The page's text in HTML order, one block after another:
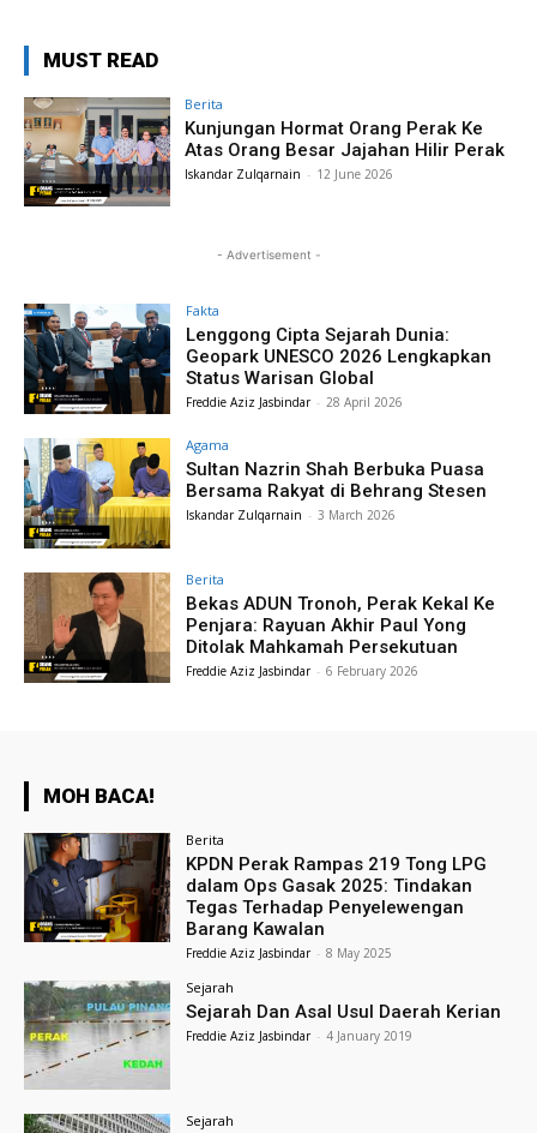
MUST READ
Berita
Kunjungan Hormat Orang Perak Ke
Atas Orang Besar Jajahan Hilir Perak
Iskandar Zulqarnain - 12 June 2026
- Advertisement -
Fakta
Lenggong Cipta Sejarah Dunia:
Geopark UNESCO 2026 Lengkapkan
Status Warisan Global
Freddie Aziz Jasbindar - 28 April 2026
Agama
Sultan Nazrin Shah Berbuka Puasa
Bersama Rakyat di Behrang Stesen
Iskandar Zulqarnain - 3 March 2026
Berita
Bekas ADUN Tronoh, Perak Kekal Ke
Penjara: Rayuan Akhir Paul Yong
Ditolak Mahkamah Persekutuan
Freddie Aziz Jasbindar - 6 February 2026
MOH BACA!
Berita
KPDN Perak Rampas 219 Tong LPG
dalam Ops Gasak 2025: Tindakan
Tegas Terhadap Penyelewengan
Barang Kawalan
Freddie Aziz Jasbindar - 8 May 2025
Sejarah
Sejarah Dan Asal Usul Daerah Kerian
Freddie Aziz Jasbindar - 4 January 2019
Sejarah